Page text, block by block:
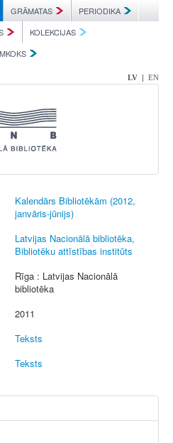
GRĀMATAS
PERIODIKA
KOLEKCIJAS
LV | EN
Kalendārs Bibliotēkām (2012,
janvāris-jūnijs)
Latvijas Nacionālā bibliotēka,
Bibliotēku attīstības institūts
Rīga : Latvijas Nacionālā
bibliotēka
2011
Teksts
Teksts